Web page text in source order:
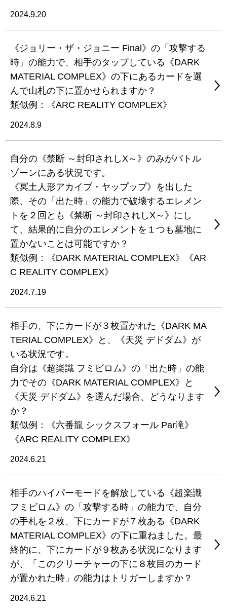
2024.9.20
《ジョリー・ザ・ジョニー Final》の「攻撃する
時」の能力で、相手のタップしている《DARK
MATERIAL COMPLEX》の下にあるカードを選
んで山札の下に置かせられますか？
類似例：《ARC REALITY COMPLEX》
2024.8.9
自分の《禁断 ～封印されしX～》のみがバトル
ゾーンにある状況です。
《冥土人形アカイブ・ヤップップ》を出した
際、その「出た時」の能力で破壊するエレメン
トを２回とも《禁断 ～封印されしX～》にし
て、結果的に自分のエレメントを１つも墓地に
置かないことは可能ですか？
類似例：《DARK MATERIAL COMPLEX》《AR
C REALITY COMPLEX》
2024.7.19
相手の、下にカードが３枚置かれた《DARK MA
TERIAL COMPLEX》と、《天災 デドダム》が
いる状況です。
自分は《超楽識 フミビロム》の「出た時」の能
力でその《DARK MATERIAL COMPLEX》と
《天災 デドダム》を選んだ場合、どうなります
か？
類似例：《六番龍 シックスフォール Par滝》
《ARC REALITY COMPLEX》
2024.6.21
相手のハイパーモードを解放している《超楽識
フミビロム》の「攻撃する時」の能力で、自分
の手札を２枚、下にカードが７枚ある《DARK
MATERIAL COMPLEX》の下に重ねました。最
終的に、下にカードが９枚ある状況になります
が、「このクリーチャーの下に８枚目のカード
が置かれた時」の能力はトリガーしますか？
2024.6.21